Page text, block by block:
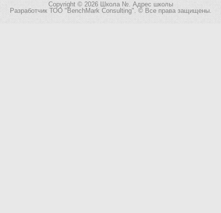
Copyright © 2026 Школа №. Адрес школы
Разработчик ТОО "BenchMark Consulting". © Все права защищены.